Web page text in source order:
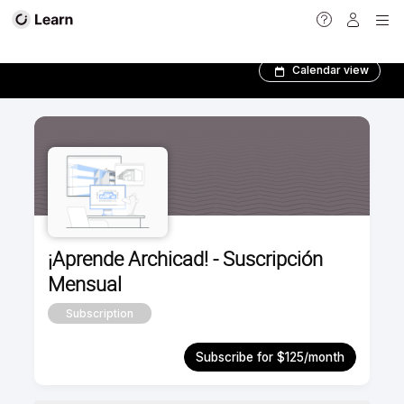
Calendar view
¡Aprende Archicad! - Suscripción
Mensual
Subscription
Subscribe for $125/month